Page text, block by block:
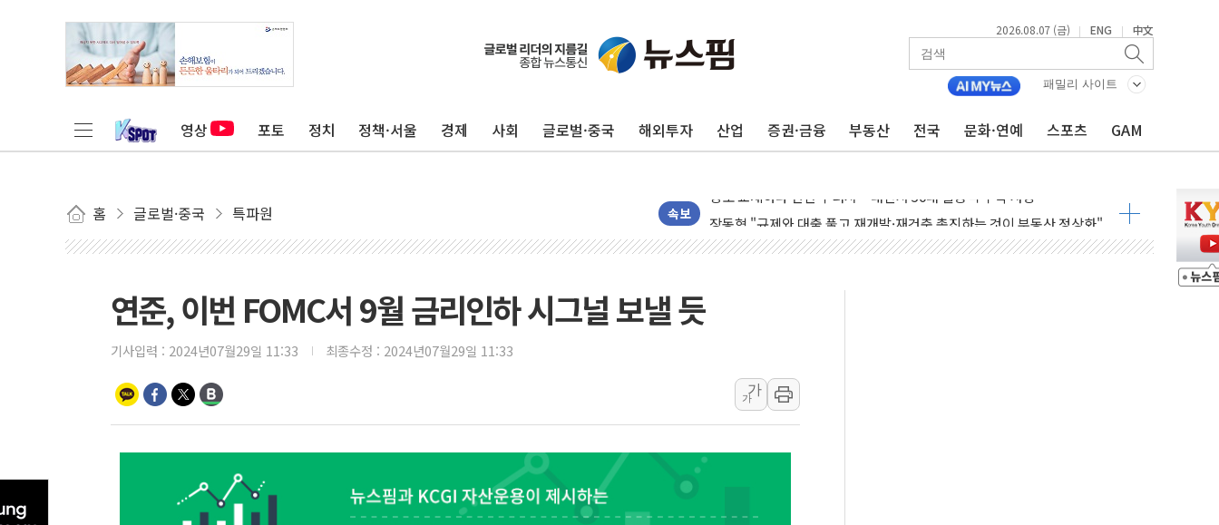
2026.08.07 (금) | ENG | 中文
패밀리 사이트
영상 포토 정치 정책·서울 경제 사회 글로벌·중국 해외투자 산업 증권·금융 부동산 전국 문화·연예 스포츠 GAM
홈 글로벌·중국 특파원 속보
창호 교체하다 난간 무너져…대전서 50대 일용직 추락 사망
장동혁 "규제와 대출 풀고 재개발·재건축 촉진하는 것이 부동산 정상화"
AI에 승부 건 네이버…내년 AI 팩토리 매출 본격화
경찰, '300억대 사기 혐의' 차가원 대표 구속 송치
[속보] '해병 순직 책임' 임성근 전 사단장 항소심도 징역 3년 선고
경찰, '강북구 오피스텔 살인' 50대 남성 구속 송치
"취약계층에 더 가혹한 여름"…구윤철, 쪽방촌 폭염 대응상황 점검
美·日 환율공조에 유럽 패싱… '유로화 팔아 엔화 부양' 사후 통보만
연준, 이번 FOMC서 9월 금리인하 시그널 보낼 듯
기사입력 : 2024년07월29일 11:33 최종수정 : 2024년07월29일 11:33
가
가